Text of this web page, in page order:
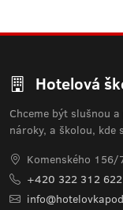
Hotelová
Chceme být slušnou
nároky, a školou, kde
Komenského
+420 322 312 622